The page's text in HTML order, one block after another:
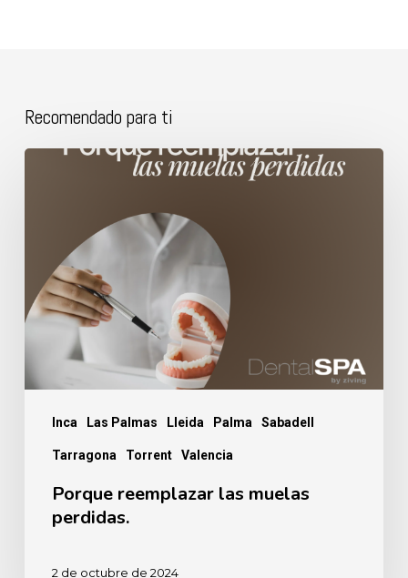
Recomendado para ti
Inca Las Palmas Lleida Palma Sabadell
Tarragona Torrent Valencia
Porque
muelas
perdidas.
Porque reemplazar las muelas
perdidas.
2 de octubre de 2024